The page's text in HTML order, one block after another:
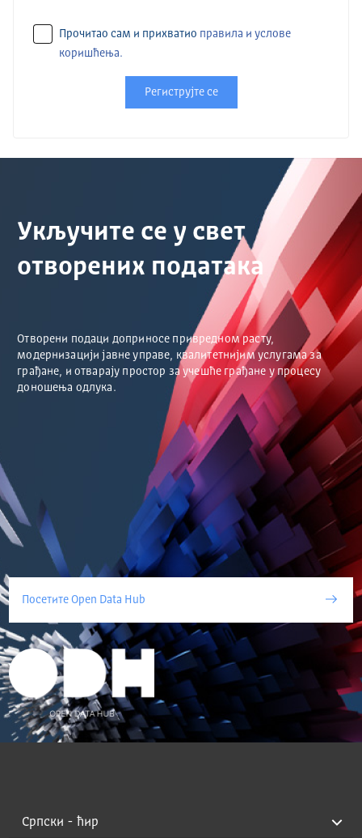
Прочитао сам и прихватио правила и услове
коришћења.
Региструјте се
Укључите се у свет
отворених података
Отворени подаци доприносе привредном расту,
модернизацији јавне управе, квалитетнијим услугама за
грађане, и отварају простор за учешће грађане у процесу
доношења одлука.
Посетите Open Data Hub